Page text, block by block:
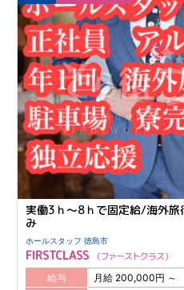
実働3ｈ～8ｈで固定給/海外
み
ホールスタッフ 徳島市
FIRSTCLASS ファーストクラス
給与 月給 200,000円 ～